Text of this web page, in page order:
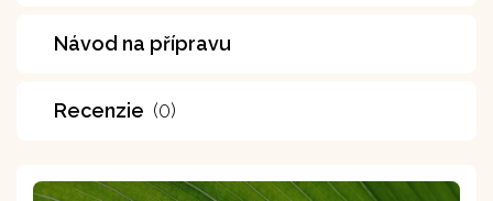
Návod na přípravu
Recenzie (0)